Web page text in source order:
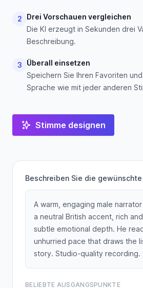
2
Drei Vorschauen vergleichen
Die KI erzeugt in Sekunden drei
Beschreibung.
3
Überall einsetzen
Speichern Sie Ihren Favoriten
Sprache wie mit jeder anderen
Stimme designen
Beschreiben Sie die
A warm, engaging male
a neutral British accent, rich
subtle emotional depth. He
unhurried pace that draws the
story. Studio-quality recording.
BELIEBTE AUSGANGSPUNKTE